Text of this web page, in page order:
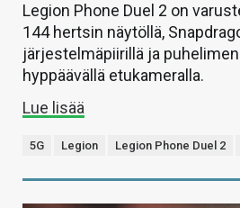
Legion Phone Duel 2 on
144 hertsin näytöllä,
järjestelmäpiirillä ja
hyppäävällä etukameralla.
Lue lisää
5G Legion Legion Phone Duel 2